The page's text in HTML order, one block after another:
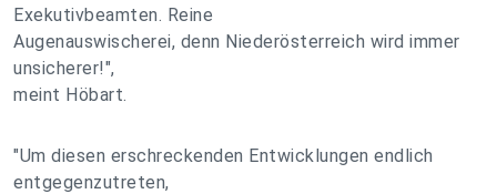
Exekutivbeamten. Reine
Augenauswischerei, denn Niederösterreich wird immer
unsicherer!",
meint Höbart.
"Um diesen erschreckenden Entwicklungen endlich
entgegenzutreten,